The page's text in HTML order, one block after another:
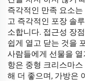
즉각적인 만족 요소
고 즉각적인 포장 솔
소합니다. 접근성 장
쉽게 열고 닫는 것을
사람들에게 선물을
항은 중형 크리스마
해 더 좋으며, 가방은